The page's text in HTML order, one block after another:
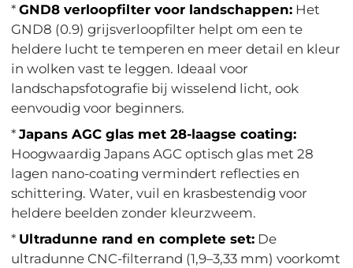
*GND8 verloopfilter voor landschappen: Het
GND8 (0.9) grijsverloopfilter helpt om een te
heldere lucht te temperen en meer detail en kleur
in wolken vast te leggen. Ideaal voor
landschapsfotografie bij wisselend licht, ook
eenvoudig voor beginners.
*Japans AGC glas met 28-laagse coating:
Hoogwaardig Japans AGC optisch glas met 28
lagen nano-coating vermindert reflecties en
schittering. Water, vuil en krasbestendig voor
heldere beelden zonder kleurzweem.
* Ultradunne rand en complete set: De
ultradunne CNC-filterrand (1,9–3,33 mm) voorkomt